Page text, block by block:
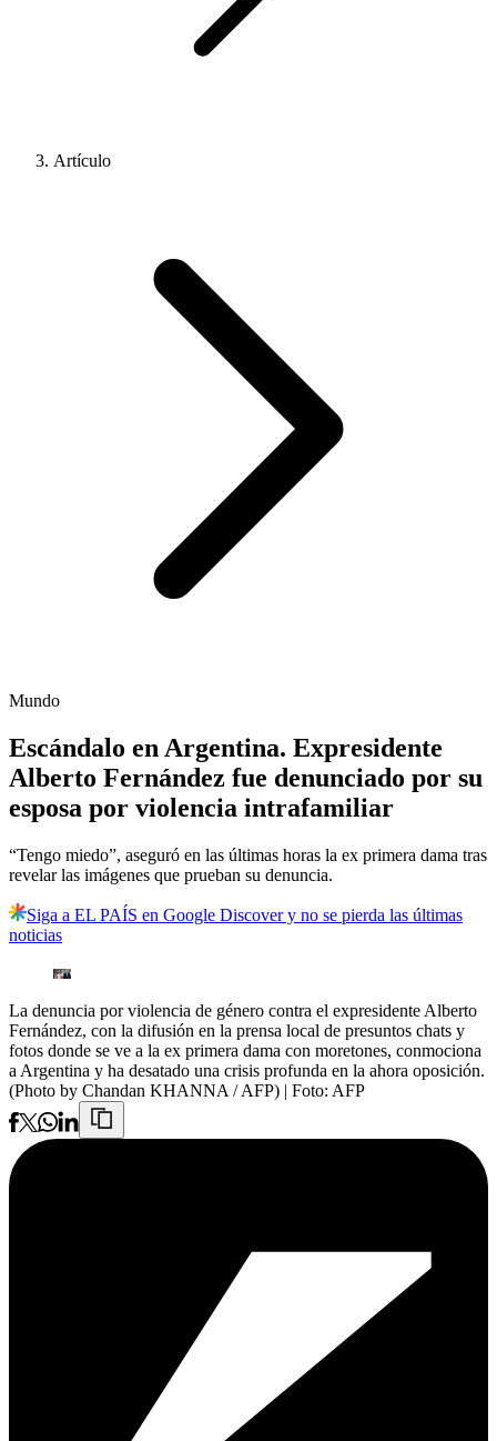
Artículo
Mundo
Escándalo en Argentina. Expresidente
Alberto Fernández fue denunciado por su
esposa por violencia intrafamiliar
“Tengo miedo”, aseguró en las últimas horas la ex primera dama tras
revelar las imágenes que prueban su denuncia.
Siga a EL PAÍS en Google Discover y no se pierda las últimas
noticias
La denuncia por violencia de género contra el expresidente Alberto
Fernández, con la difusión en la prensa local de presuntos chats y
fotos donde se ve a la ex primera dama con moretones, conmociona
a Argentina y ha desatado una crisis profunda en la ahora oposición.
(Photo by Chandan KHANNA / AFP) | Foto: AFP